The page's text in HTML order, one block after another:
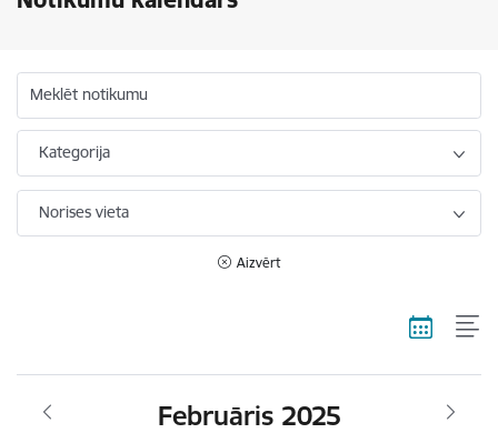
Meklēt notikumu
Kategorija
Norises vieta
Aizvērt
Februāris 2025